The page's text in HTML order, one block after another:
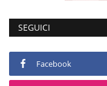
SEGUICI
Facebook